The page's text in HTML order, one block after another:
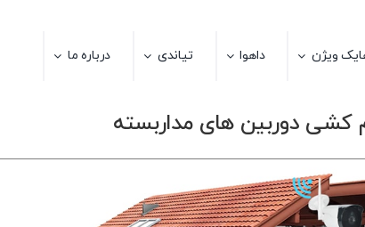
ویژن داهوا تیاندی درباره ما
دوربین های مداربسته